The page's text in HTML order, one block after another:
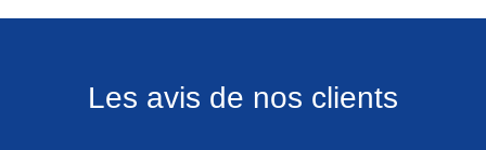
Les avis de nos clients